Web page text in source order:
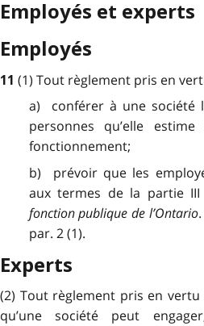
Employés et experts
Employés
11 (1) Tout règlement pris en
a) conférer à une société
personnes qu’elle
fonctionnement;
b) prévoir que les
aux termes de la partie
fonction publique de l’Ontario
par. 2 (1).
Experts
(2) Tout règlement pris en
qu’une société peut